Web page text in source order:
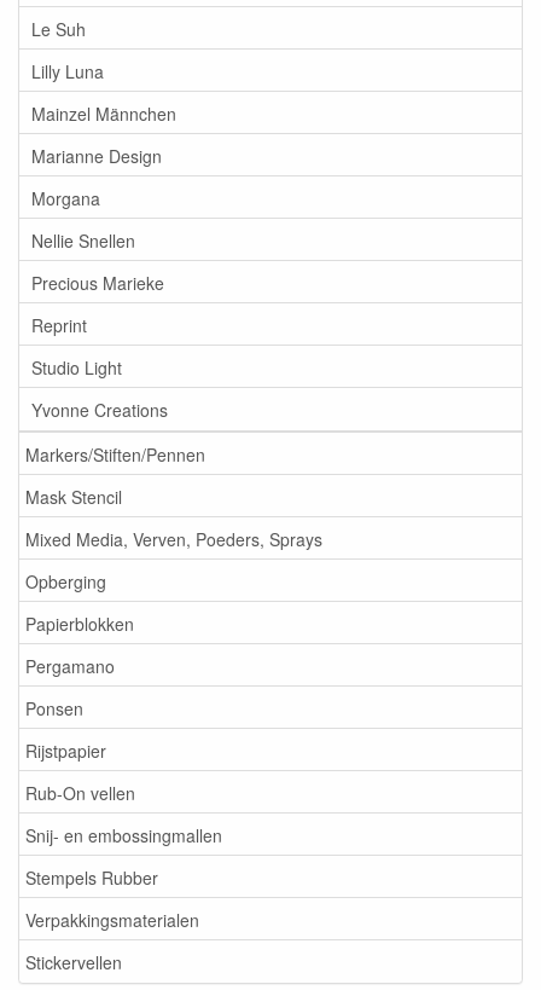
Le Suh
Lilly Luna
Mainzel Männchen
Marianne Design
Morgana
Nellie Snellen
Precious Marieke
Reprint
Studio Light
Yvonne Creations
Markers/Stiften/Pennen
Mask Stencil
Mixed Media, Verven, Poeders, Sprays
Opberging
Papierblokken
Pergamano
Ponsen
Rijstpapier
Rub-On vellen
Snij- en embossingmallen
Stempels Rubber
Verpakkingsmaterialen
Stickervellen